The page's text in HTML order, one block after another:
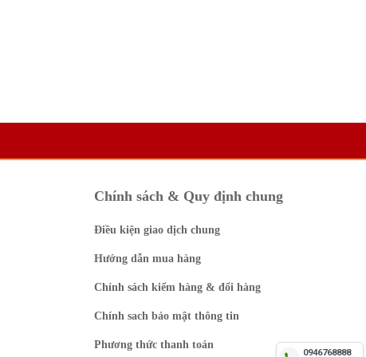
Sào Thiên Hoàng 18%
14 Hộp yến sào Thiên Hoàng 20%
Chính sách & Quy định chung
Điều kiện giao dịch chung
Hướng dẫn mua hàng
Chính sách kiểm hàng & đổi hàng
Chính sach bảo mật thông tin
Phương thức thanh toán
0946768888